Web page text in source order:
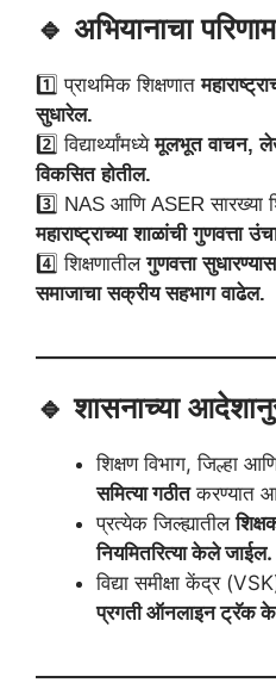
🔹 अभियानाचा
1️⃣ प्राथमिक शिक्षणात
सुधारेल.
2️⃣ विद्यार्थ्यांमध्येमूलभूत वाचन,
विकसित होतील.
3️⃣ NAS आणि ASER सारख्या
महाराष्ट्राच्या शाळांची गुणवत्ता
4️⃣ शिक्षणातीलगुणवत्ता
समाजाचा सक्रीय सहभाग वाढेल.
🔹 शासनाच्या
शिक्षण विभाग, जिल्हा
समित्या गठीतकरण्यात
प्रत्येक जिल्ह्यातील
नियमितरित्या केले जाईल.
विद्या समीक्षा केंद्र
प्रगती ऑनलाइन ट्रॅक